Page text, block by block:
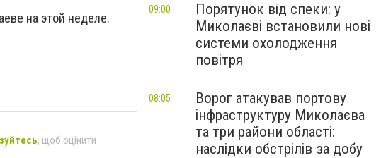
на этой неделе.
, щоб оцінити
Порятунок від спеки: у
Миколаєві встановили нові
системи охолодження
повітря
09:00
Ворог атакував портову
інфраструктуру Миколаєва
та три райони області:
наслідки обстрілів за добу
08:05